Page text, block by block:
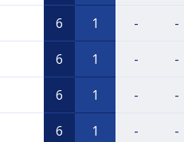
6 1 - -
6 1 - -
6 1 - -
6 1 - -